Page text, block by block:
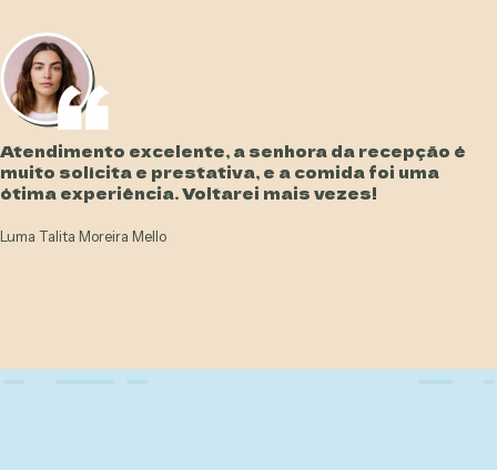
Atendimento excelente, a senhora da recepção é
muito solícita e prestativa, e a comida foi uma
ótima experiência. Voltarei mais vezes!
Luma Talita Moreira Mello